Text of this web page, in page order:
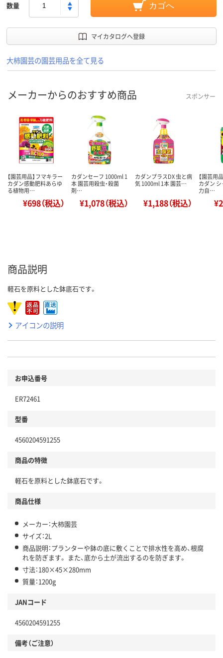
数量 カゴへ
マイカタログへ登録
大柿園芸の園芸用品を全て見る
メーカーからのおすすめ商品 スポンサー
【園芸用品】フマキラー
カダン感動肥料あらゆ
る植物用…
¥698（税込）
カダンセーフ 1000ml 1
本 園芸用殺虫・殺菌
剤…
¥1,078（税込）
カダンプラスDX 虫と病
気 1000ml 1本 園芸…
¥1,188（税込）
【園芸用
カダン
力自…
商品説明
軽石を原料とした鉢底石です。
アイコンの説明
お申込番号
ER72461
型番
4560204591255
商品の特徴
軽石を原料とした鉢底石です。
商品仕様
メーカー：大柿園芸
サイズ：2L
商品説明：プランターや鉢の底に敷くことで排水性を高め、根腐
れを防ぎます。 また、底から土が流出するのを防ぎます。
寸法：180×45×280mm
質量：1200g
JANコード
4560204591255
備考（ご注意）